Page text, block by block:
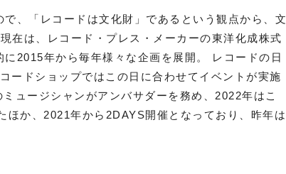
、「レコードは文化財」であるという観点から、文
在は、レコード・プレス・メーカーの東洋化成株式
2015年から毎年様々な企画を展開。 レコードの日
ードショップではこの日に合わせてイベントが実施
ュージシャンがアンバサダーを務め、2022年はこ
か、2021年から2DAYS開催となっており、昨年は